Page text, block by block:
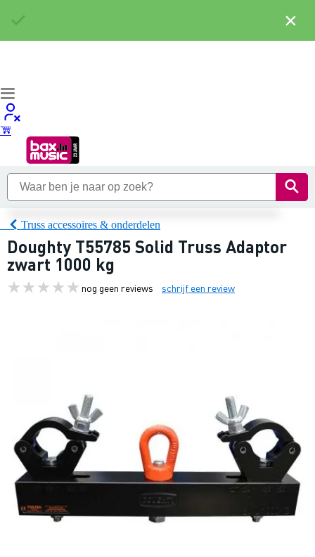
Truss accessoires & onderdelen
Doughty T55785 Solid Truss Adaptor
zwart 1000 kg
nog geen reviews schrijf een review
×